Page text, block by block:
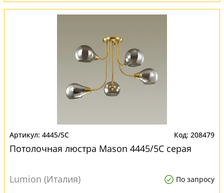
4445/5C 208479
Потолочная люстра Mason 4445/5C серая
Lumion (Италия) По запросу